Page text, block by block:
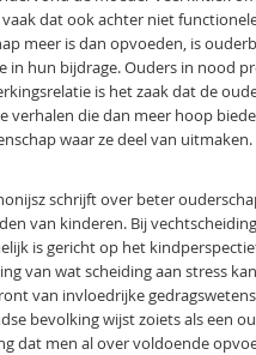
dat ook achter niet
meer is dan opvoeden, is
in hun bijdrage. Ouders in nood
is het zaak dat de
verhalen die dan meer hoop
waar ze deel van uitmaken.
schrijft over beter
van kinderen. Bij
is gericht op het
van wat scheiding aan stress
van invloedrijke
bevolking wijst zoiets als een
dat men al over voldoende